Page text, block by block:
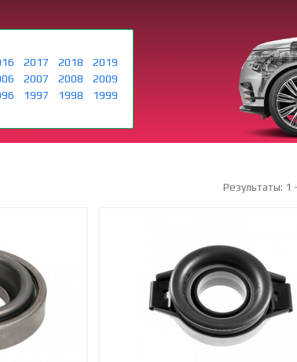
2017 2018
2019
2007 2008
2009
1997 1998
1999
Результаты: 1